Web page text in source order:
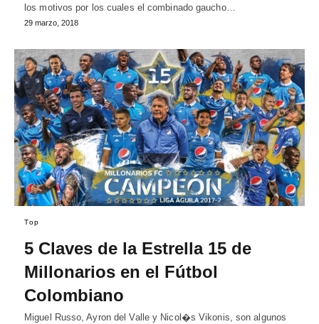
los motivos por los cuales el combinado gaucho…
29 marzo, 2018
Top
5 Claves de la Estrella 15 de
Millonarios en el Fútbol
Colombiano
Miguel Russo, Ayron del Valle y Nicol�s Vikonis, son algunos